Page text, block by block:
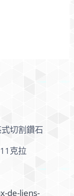
切割鑽石
克拉
de-liens-